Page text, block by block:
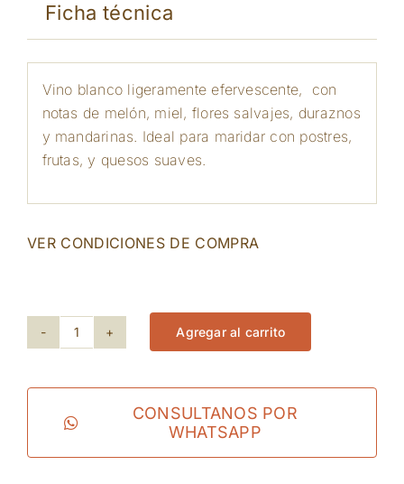
Ficha técnica
Vino blanco ligeramente efervescente, con
notas de melón, miel, flores salvajes, duraznos
y mandarinas. Ideal para maridar con postres,
frutas, y quesos suaves.
VER CONDICIONES DE COMPRA
Moscato
D'Estate
Agregar al carrito
CONSULTANOS POR
WHATSAPP